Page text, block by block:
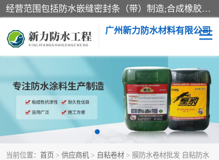
经营范围包括防水嵌缝密封条（带）制造;合成橡胶制造（监控化学品、危险化学品除外）;沥青混合物制造;防水胶粘带制造;其他合成材料制造（监控化学品、危险化学品除外）;涂料制造（监控化学品、危险化学品除外）;建筑结构防水补漏;防水建筑材料制造;粘合剂制造（监控化学品、危险化学品除外）;涂料零售;广州新力防水材料有限公司具有1处分支机构。
广州新力防水材料有限公司
当前位置： 首页 > 供应商机 > 自粘卷材 > 膜防水卷材批发 自粘防水
黑豹防水胶 建筑108胶水
乳化沥青防水涂料 自粘卷材
非固化橡胶防水涂料